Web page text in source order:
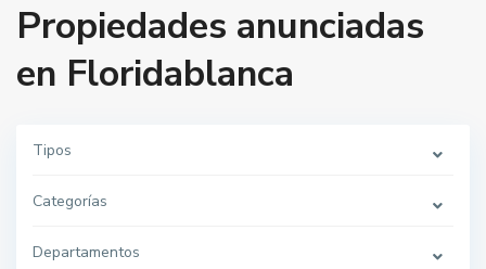
Propiedades anunciadas
en Floridablanca
Tipos
Categorías
Departamentos